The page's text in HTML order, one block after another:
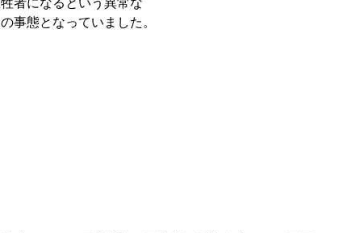
の事態となっていました。